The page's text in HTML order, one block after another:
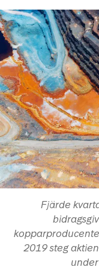
Fjärde
2019 steg